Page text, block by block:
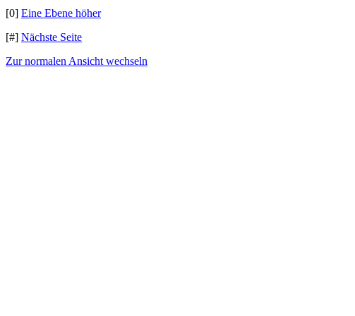
[0] Eine Ebene höher
[#] Nächste Seite
Zur normalen Ansicht wechseln